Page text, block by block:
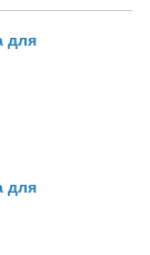
для
для